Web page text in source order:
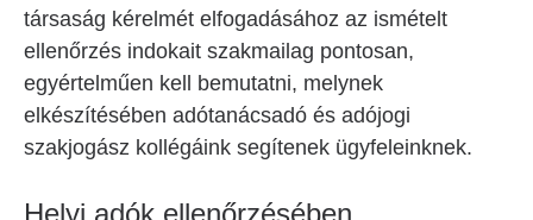
társaság kérelmét elfogadásához az ismételt
ellenőrzés indokait szakmailag pontosan,
egyértelműen kell bemutatni, melynek
elkészítésében adótanácsadó és adójogi
szakjogász kollégáink segítenek ügyfeleinknek.
Helyi adók ellenőrzésében